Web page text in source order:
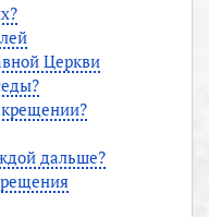
Церкви
дальше?